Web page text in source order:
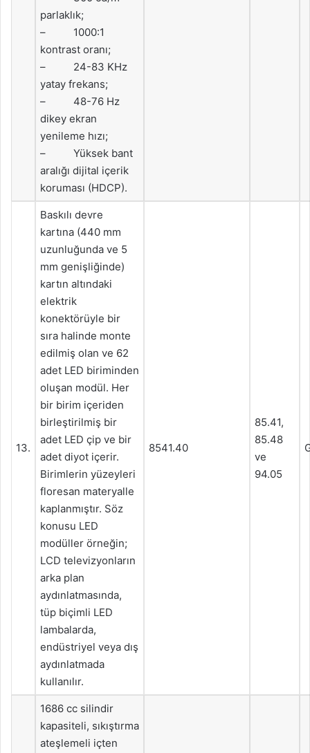
parlaklık;
– 1000:1
kontrast oranı;
– 24-83 KHz
yatay frekans;
– 48-76 Hz
dikey ekran
yenileme hızı;
– Yüksek bant
aralığı dijital içerik
koruması (HDCP).
13.
Baskılı devre
kartına (440 mm
uzunluğunda ve 5
mm genişliğinde)
kartın altındaki
elektrik
konektörüyle bir
sıra halinde monte
edilmiş olan ve 62
adet LED biriminden
oluşan modül. Her
bir birim içeriden
birleştirilmiş bir
adet LED çip ve bir
adet diyot içerir.
Birimlerin yüzeyleri
floresan materyalle
kaplanmıştır. Söz
konusu LED
modüller örneğin;
LCD televizyonların
arka plan
aydınlatmasında,
tüp biçimli LED
lambalarda,
endüstriyel veya dış
aydınlatmada
kullanılır.
8541.40
85.41,
85.48
ve
94.05
1686 cc silindir
kapasiteli, sıkıştırma
ateşlemeli içten